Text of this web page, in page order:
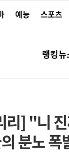
예능 스포츠
랭킹
리] "니
분노 폭